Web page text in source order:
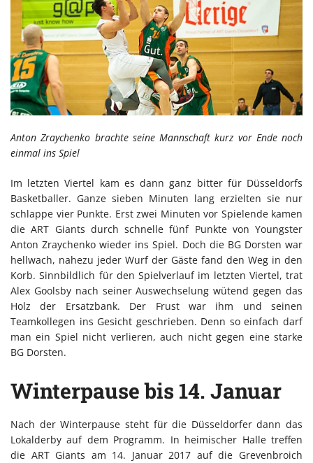
Anton Zraychenko brachte seine Mannschaft kurz vor Ende noch
einmal ins Spiel
Im letzten Viertel kam es dann ganz bitter für Düsseldorfs
Basketballer. Ganze sieben Minuten lang erzielten sie nur
schlappe vier Punkte. Erst zwei Minuten vor Spielende kamen
die ART Giants durch schnelle fünf Punkte von Youngster
Anton Zraychenko wieder ins Spiel. Doch die BG Dorsten war
hellwach, nahezu jeder Wurf der Gäste fand den Weg in den
Korb. Sinnbildlich für den Spielverlauf im letzten Viertel, trat
Alex Goolsby nach seiner Auswechselung wütend gegen das
Holz der Ersatzbank. Der Frust war ihm und seinen
Teamkollegen ins Gesicht geschrieben. Denn so einfach darf
man ein Spiel nicht verlieren, auch nicht gegen eine starke
BG Dorsten.
Winterpause bis 14. Januar
Nach der Winterpause steht für die Düsseldorfer dann das
Lokalderby auf dem Programm. In heimischer Halle treffen
die ART Giants am 14. Januar 2017 auf die Grevenbroich